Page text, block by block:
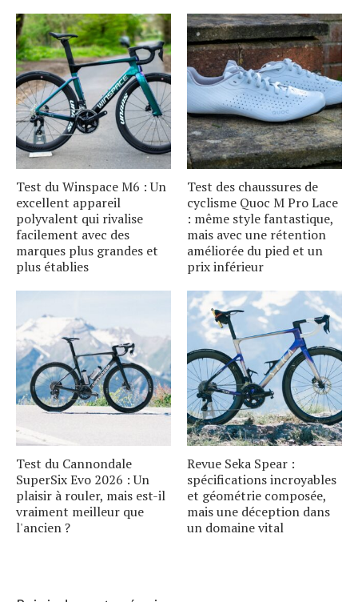
Test du Winspace M6 : Un
excellent appareil
polyvalent qui rivalise
facilement avec des
marques plus grandes et
plus établies
Test des chaussures de
cyclisme Quoc M Pro Lace
: même style fantastique,
mais avec une rétention
améliorée du pied et un
prix inférieur
Test du Cannondale
SuperSix Evo 2026 : Un
plaisir à rouler, mais est-il
vraiment meilleur que
l'ancien ?
Revue Seka Spear :
spécifications incroyables
et géométrie composée,
mais une déception dans
un domaine vital